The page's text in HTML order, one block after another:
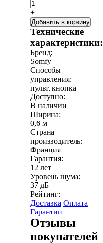
+
Добавить в корзину
Технические
характеристики:
Бренд:
Somfy
Способы
управления:
пульт, кнопка
Доступно:
В наличии
Ширина:
0,6 м
Страна
производитель:
Франция
Гарантия:
12 лет
Уровень шума:
37 дБ
Рейтинг:
Доставка Оплата
Гарантии
Отзывы
покупателей